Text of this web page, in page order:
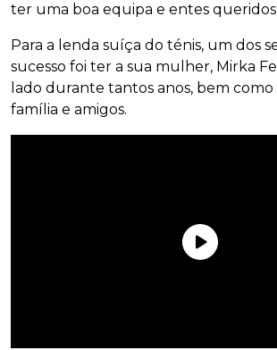
ter uma boa equipa e entes
Para a lenda suíça do ténis, um dos
sucesso foi ter a sua mulher, Mirka
lado durante tantos anos, bem como
família e amigos.